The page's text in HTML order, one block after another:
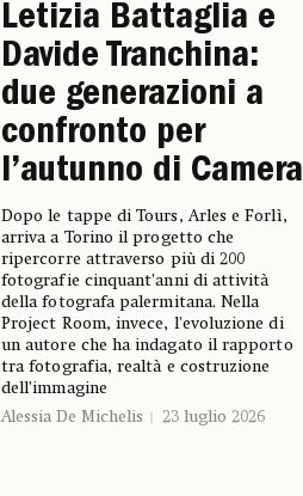
Letizia Battaglia e
Davide Tranchina:
due generazioni a
confronto per
l’autunno di Camera
Dopo le tappe di Tours, Arles e Forlì,
arriva a Torino il progetto che
ripercorre attraverso più di 200
fotografie cinquant’anni di attività
della fotografa palermitana. Nella
Project Room, invece, l’evoluzione di
un autore che ha indagato il rapporto
tra fotografia, realtà e costruzione
dell’immagine
Alessia De Michelis
23 luglio 2026